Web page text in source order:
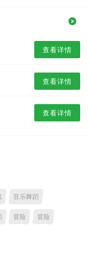
查看详情
查看详情
查看详情
音乐舞蹈
冒险 冒险